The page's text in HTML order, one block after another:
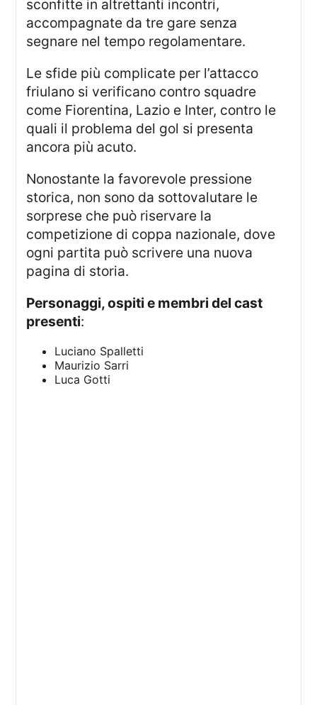
sconfitte in altrettanti incontri,
accompagnate da tre gare senza
segnare nel tempo regolamentare.
Le sfide più complicate per l’attacco
friulano si verificano contro squadre
come Fiorentina, Lazio e Inter, contro le
quali il problema del gol si presenta
ancora più acuto.
Nonostante la favorevole pressione
storica, non sono da sottovalutare le
sorprese che può riservare la
competizione di coppa nazionale, dove
ogni partita può scrivere una nuova
pagina di storia.
Personaggi, ospiti e membri del cast
presenti:
Luciano Spalletti
Maurizio Sarri
Luca Gotti